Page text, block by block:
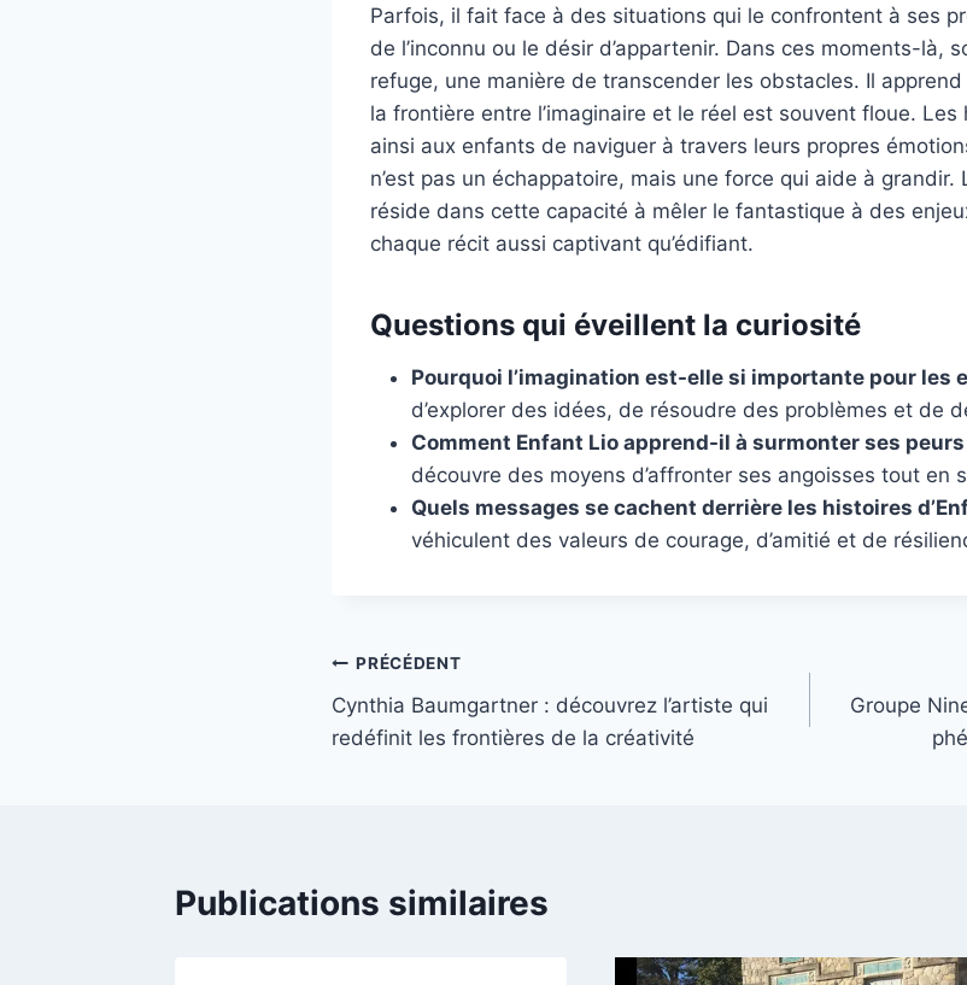
Parfois, il fait face à des situations qui le confrontent à ses
de l’inconnu ou le désir d’appartenir. Dans ces moments-là,
refuge, une manière de transcender les obstacles. Il
la frontière entre l’imaginaire et le réel est souvent floue.
ainsi aux enfants de naviguer à travers leurs propres
n’est pas un échappatoire, mais une force qui aide à
réside dans cette capacité à mêler le fantastique à des
chaque récit aussi captivant qu’édifiant.
Questions qui éveillent la curiosité
Pourquoi l’imagination est-elle si importante pour les
d’explorer des idées, de résoudre des problèmes et de
Comment Enfant Lio apprend-il à surmonter ses peurs
découvre des moyens d’affronter ses angoisses tout en
Quels messages se cachent derrière les histoires
véhiculent des valeurs de courage, d’amitié et de
Navigation
de
PRÉCÉDENT
Cynthia Baumgartner : découvrez l’artiste qui
redéfinit les frontières de la créativité
Groupe
Publications similaires